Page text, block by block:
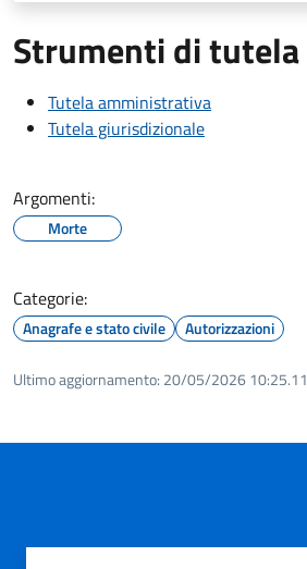
Strumenti di tutela
Tutela amministrativa
Tutela giurisdizionale
Argomenti:
Morte
Categorie:
Anagrafe e stato civile Autorizzazioni
Ultimo aggiornamento: 20/05/2026 10:25.11